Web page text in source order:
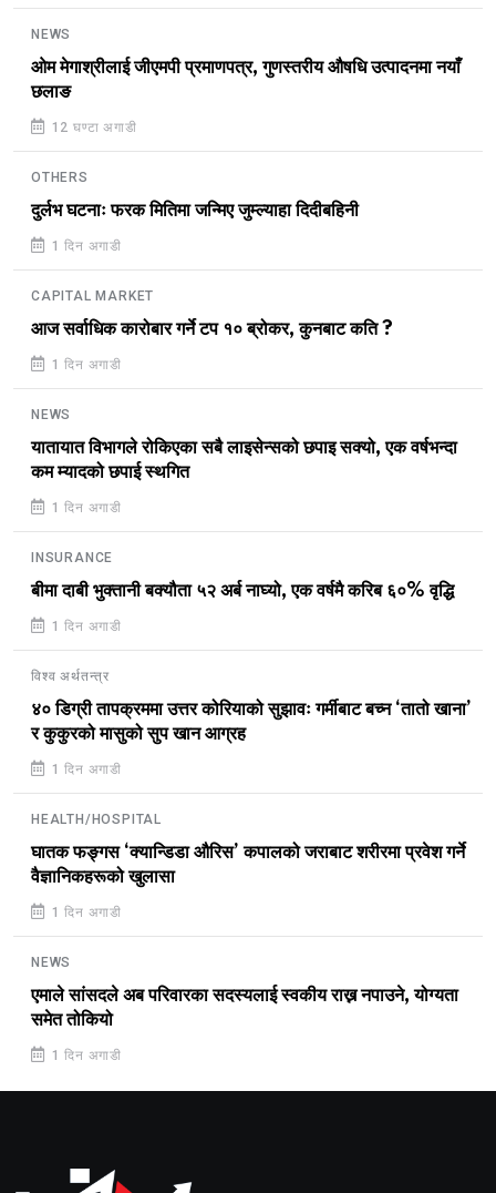
NEWS
ओम मेगाश्रीलाई जीएमपी प्रमाणपत्र, गुणस्तरीय औषधि उत्पादनमा नयाँ
छलाङ
12 घण्टा अगाडी
OTHERS
दुर्लभ घटनाः फरक मितिमा जन्मिए जुम्ल्याहा दिदीबहिनी
1 दिन अगाडी
CAPITAL MARKET
आज सर्वाधिक कारोबार गर्ने टप १० ब्रोकर, कुनबाट कति ?
1 दिन अगाडी
NEWS
यातायात विभागले रोकिएका सबै लाइसेन्सको छपाइ सक्यो, एक वर्षभन्दा
कम म्यादको छपाई स्थगित
1 दिन अगाडी
INSURANCE
बीमा दाबी भुक्तानी बक्यौता ५२ अर्ब नाघ्यो, एक वर्षमै करिब ६०% वृद्धि
1 दिन अगाडी
विश्व अर्थतन्त्र
४० डिग्री तापक्रममा उत्तर कोरियाको सुझावः गर्मीबाट बच्न ‘तातो खाना’
र कुकुरको मासुको सुप खान आग्रह
1 दिन अगाडी
HEALTH/HOSPITAL
घातक फङ्गस ‘क्यान्डिडा औरिस’ कपालको जराबाट शरीरमा प्रवेश गर्ने
वैज्ञानिकहरूको खुलासा
1 दिन अगाडी
NEWS
एमाले सांसदले अब परिवारका सदस्यलाई स्वकीय राख्न नपाउने, योग्यता
समेत तोकियो
1 दिन अगाडी